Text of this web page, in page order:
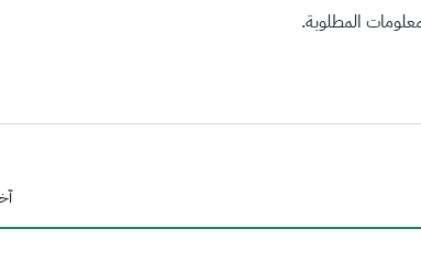
المطلوبة.
آخر